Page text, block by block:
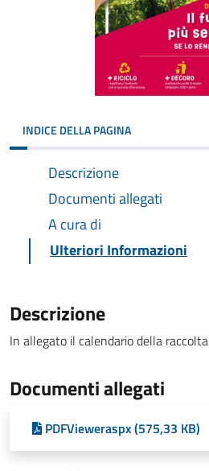
INDICE DELLA PAGINA
Descrizione
Documenti allegati
A cura di
Ulteriori Informazioni
Descrizione
In allegato il calendario della
Documenti allegati
PDFVieweraspx (575,33 KB)